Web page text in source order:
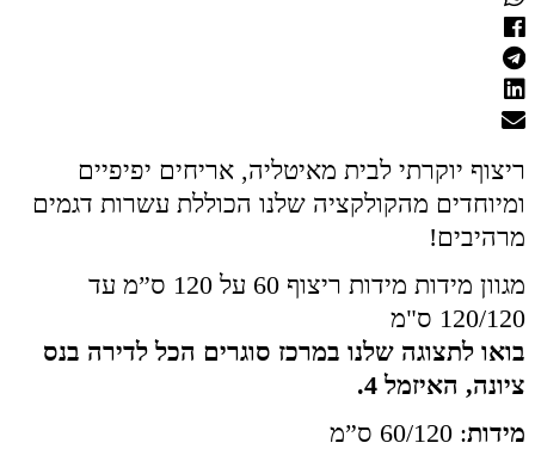
ריצוף יוקרתי לבית מאיטליה, אריחים יפיפיים
ומיוחדים מהקולקציה שלנו הכוללת עשרות דגמים
מרהיבים!
מגוון מידות מידות ריצוף 60 על 120 ס”מ עד
120/120 ס"מ
בואו לתצוגה שלנו במרכז סוגרים הכל לדירה בנס
ציונה, האיזמל 4.
מידות: 60/120 ס”מ